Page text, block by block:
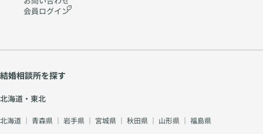
会員ログイン
結婚相談所を探す
北海道・東北
北海道 ｜ 青森県 ｜ 岩手県 ｜ 宮城県 ｜ 秋田県 ｜ 山形県 ｜ 福島県